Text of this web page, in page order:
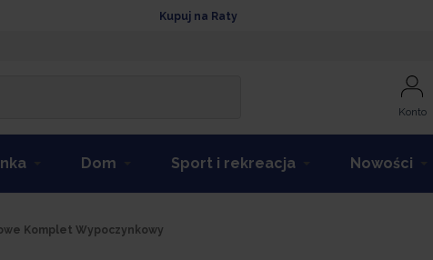
Kupuj na Raty
Konto
Dom Sport i rekreacja Nowości
Komplet Wypoczynkowy